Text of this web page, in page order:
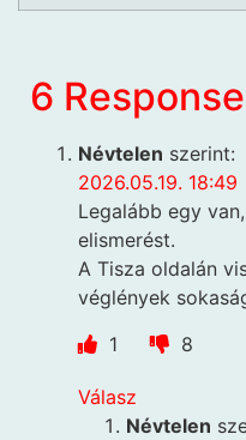
6
Névtelen szerint:
2026.05.19. 18:49
Legalább egy
elismerést.
A Tisza oldalán
véglények
1
8
Válasz
Névtelen